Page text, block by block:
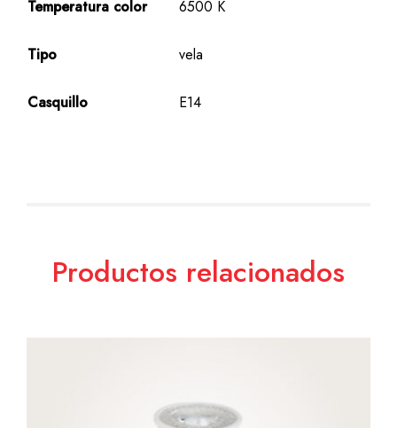
Temperatura color 6500 K
Tipo vela
Casquillo E14
Productos relacionados